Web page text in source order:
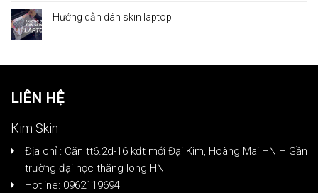
Hướng dẫn dán skin laptop
LIÊN HỆ
Kim Skin
Địa chỉ : Căn tt6.2d-16 kđt mới Đại Kim, Hoàng Mai HN – Gần
trường đại học thăng long HN
Hotline: 0962119694